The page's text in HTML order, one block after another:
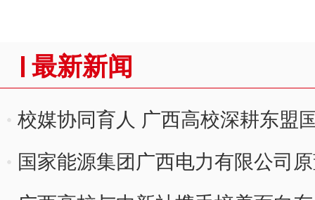
最新新闻
校媒协同育人 广西高校深耕东盟
国家能源集团广西电力有限公司